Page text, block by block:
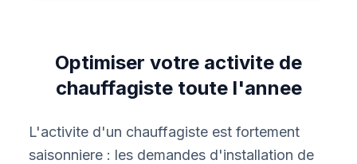
Optimiser votre activite de
chauffagiste toute l'annee
L'activite d'un chauffagiste est fortement
saisonniere : les demandes d'installation de